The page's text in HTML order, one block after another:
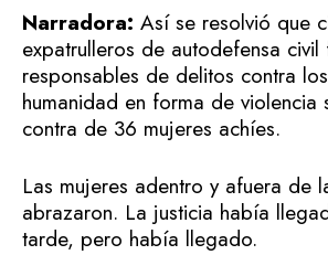
Narradora: Así se resolvió que
expatrulleros de autodefensa civil
responsables de delitos contra
humanidad en forma de violencia
contra de 36 mujeres achíes.
Las mujeres adentro y afuera de
abrazaron. La justicia había
tarde, pero había llegado.